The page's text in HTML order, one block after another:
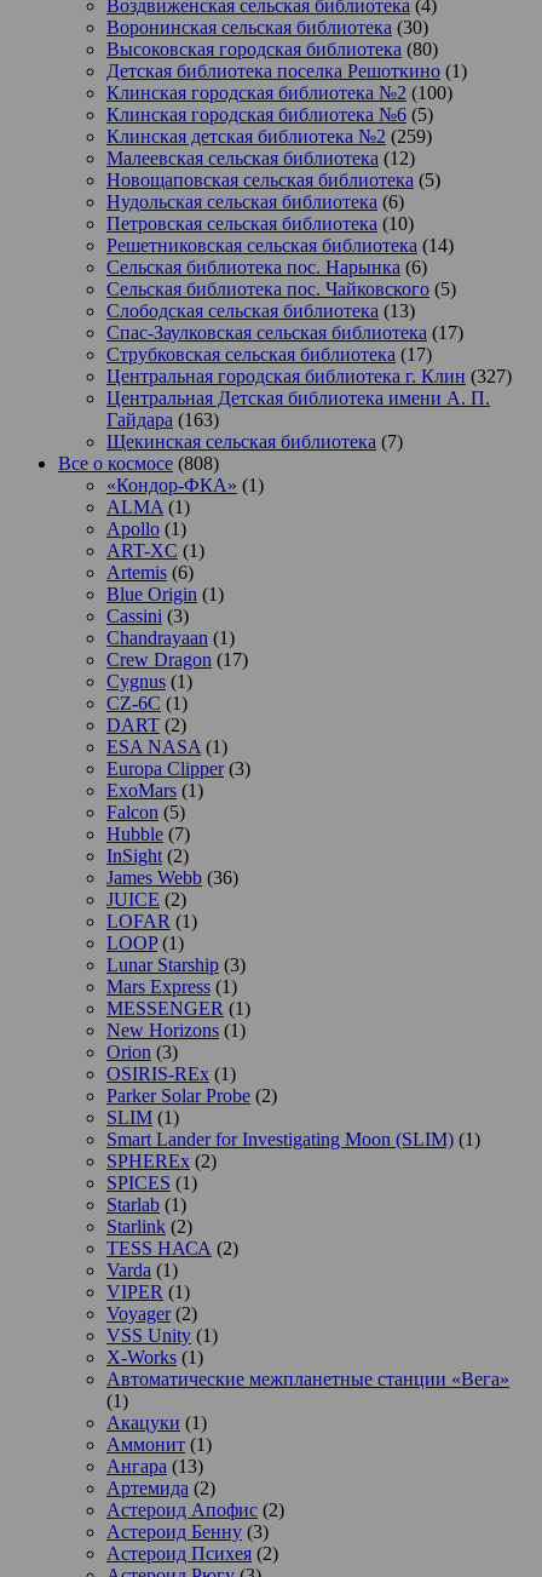
Воздвиженская сельская библиотека (4)
Воронинская сельская библиотека (30)
Высоковская городская библиотека (80)
Детская библиотека поселка Решоткино (1)
Клинская городская библиотека №2 (100)
Клинская городская библиотека №6 (5)
Клинская детская библиотека №2 (259)
Малеевская сельская библиотека (12)
Новощаповская сельская библиотека (5)
Нудольская сельская библиотека (6)
Петровская сельская библиотека (10)
Решетниковская сельская библиотека (14)
Сельская библиотека пос. Нарынка (6)
Сельская библиотека пос. Чайковского (5)
Слободская сельская библиотека (13)
Спас-Заулковская сельская библиотека (17)
Струбковская сельская библиотека (17)
Центральная городская библиотека г. Клин (327)
Центральная Детская библиотека имени А. П.
Гайдара (163)
Щекинская сельская библиотека (7)
Все о космосе (808)
«Кондор-ФКА» (1)
ALMA (1)
Apollo (1)
ART-XC (1)
Artemis (6)
Blue Origin (1)
Cassini (3)
Chandrayaan (1)
Crew Dragon (17)
Cygnus (1)
CZ-6C (1)
DART (2)
ESA NASA (1)
Europa Clipper(3)
ExoMars (1)
Falcon (5)
Hubble (7)
InSight (2)
James Webb (36)
JUICE (2)
LOFAR (1)
LOOP(1)
Lunar Starship (3)
Mars Express (1)
MESSENGER (1)
New Horizons (1)
Orion (3)
OSIRIS-REx (1)
Parker Solar Probe (2)
SLIM (1)
Smart Lander for Investigating Moon (SLIM) (1)
SPHEREx (2)
SPICES (1)
Starlab (1)
Starlink (2)
TESS НАСА (2)
Varda (1)
VIPER (1)
Voyager(2)
VSS Unity (1)
X-Works (1)
Автоматические межпланетные станции «Вега»
(1)
Акацуки (1)
Аммонит (1)
Ангара (13)
Артемида (2)
Астероид Апофис (2)
Астероид Бенну (3)
Астероид Психея (2)